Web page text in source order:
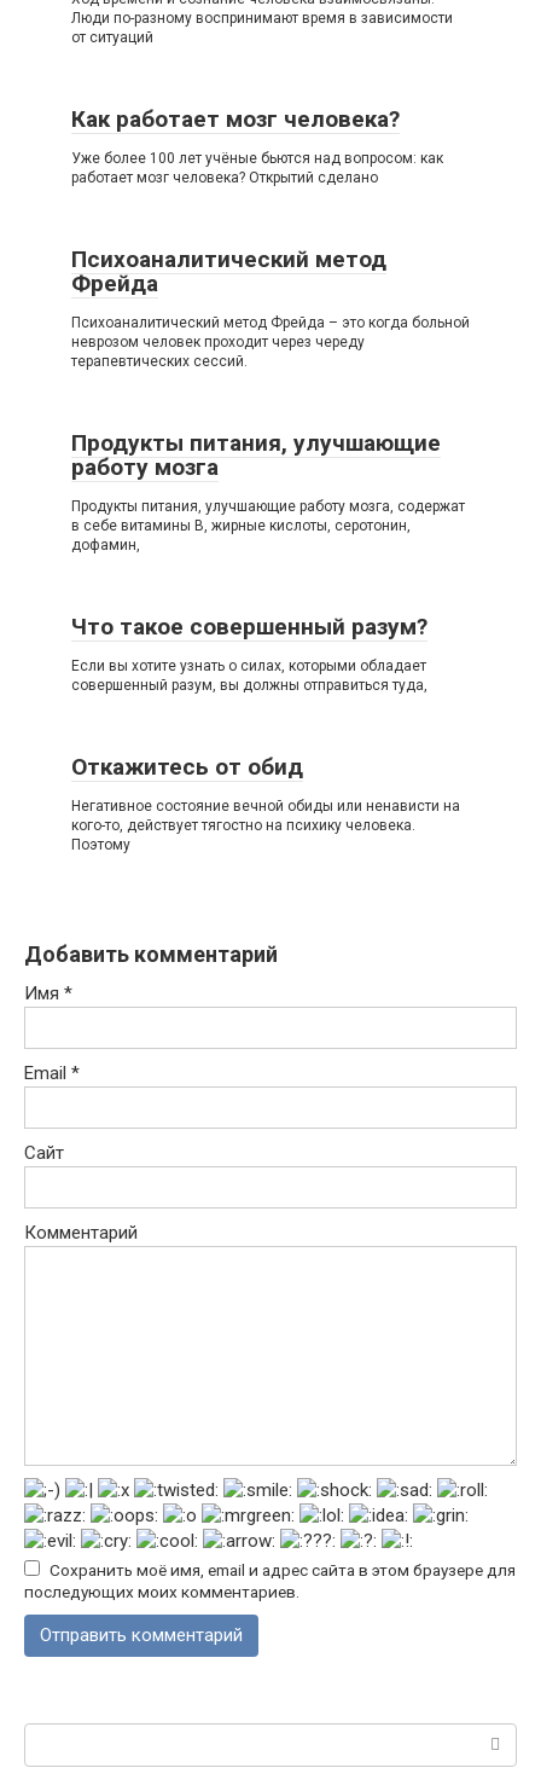
Люди по-разному воспринимают время в зависимости
от ситуаций
Как работает мозг человека?
Уже более 100 лет учёные бьются над вопросом: как
работает мозг человека? Открытий сделано
Психоаналитический метод
Фрейда
Психоаналитический метод Фрейда – это когда больной
неврозом человек проходит через череду
терапевтических сессий.
Продукты питания, улучшающие
работу мозга
Продукты питания, улучшающие работу мозга, содержат
в себе витамины В, жирные кислоты, серотонин,
дофамин,
Что такое совершенный разум?
Если вы хотите узнать о силах, которыми обладает
совершенный разум, вы должны отправиться туда,
Откажитесь от обид
Негативное состояние вечной обиды или ненависти на
кого-то, действует тягостно на психику человека.
Поэтому
Добавить комментарий
Имя *
Email *
Сайт
Комментарий
Сохранить моё имя, email и адрес сайта в этом браузере для
последующих моих комментариев.
Поиск: